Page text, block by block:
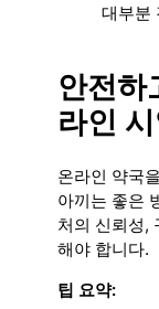
대부분
안전하
라인
온라인 약국
아끼는 좋은
처의 신뢰성,
해야 합니다.
팁 요약: